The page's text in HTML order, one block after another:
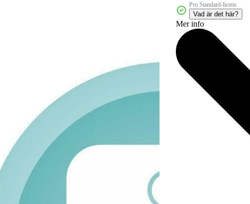
Pro Standard-licens
Vad är det här?
Mer info